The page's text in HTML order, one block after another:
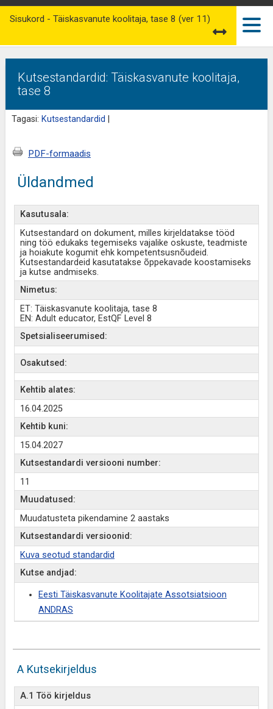
Kutsestandardid: Täiskasvanute koolitaja,
tase 8
Tagasi: Kutsestandardid
Sisukord - Täiskasvanute koolitaja, tase 8 (ver 11)
PDF-formaadis
Üldandmed
Kasutusala:
Kutsestandard on dokument, milles kirjeldatakse tööd
ning töö edukaks tegemiseks vajalike oskuste, teadmiste
ja hoiakute kogumit ehk kompetentsusnõudeid.
Kutsestandardeid kasutatakse õppekavade koostamiseks
ja kutse andmiseks.
Nimetus:
ET: Täiskasvanute koolitaja, tase 8
EN: Adult educator, EstQF Level 8
Spetsialiseerumised:
Osakutsed:
Kehtib alates:
16.04.2025
Kehtib kuni:
15.04.2027
Kutsestandardi versiooni number:
11
Muudatused:
Muudatusteta pikendamine 2 aastaks
Kutsestandardi versioonid:
Kuva seotud standardid
Kutse andjad:
Eesti Täiskasvanute Koolitajate Assotsiatsioon
ANDRAS
A Kutsekirjeldus
A.1 Töö kirjeldus